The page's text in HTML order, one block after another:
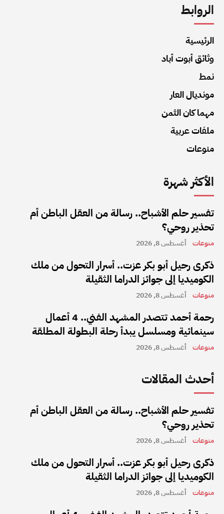
الروابط
الرئيسية
وثائق أبوت أباد
نمط
مونديال العار
مهما كان الثمن
ملفات عربية
منوعات
الأكثر شهرة
تفسير حلم الأشباح.. رسالة من العقل الباطن أم
تحذير روحي؟
منوعات أغسطس 8, 2026
ذكرى رحيل أبو بكر عزت.. أسرار التحول من ملك
الكوميديا إلى جوائز الدراما الثقيلة
منوعات أغسطس 8, 2026
رحمة أحمد تتصدر المشهد الفني.. 4 أعمال
سينمائية ومسلسل يبدأ رحلة البطولة المطلقة
منوعات أغسطس 8, 2026
أحدث المقالات
تفسير حلم الأشباح.. رسالة من العقل الباطن أم
تحذير روحي؟
منوعات أغسطس 8, 2026
ذكرى رحيل أبو بكر عزت.. أسرار التحول من ملك
الكوميديا إلى جوائز الدراما الثقيلة
منوعات أغسطس 8, 2026